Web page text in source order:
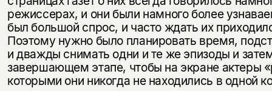
режиссерах, и они были намного более
был большой спрос, и часто ждать их
Поэтому нужно было планировать время,
и дважды снимать одни и те же эпизоды и
завершающем этапе, чтобы на экране актеры
которыми они никогда не находились в одной